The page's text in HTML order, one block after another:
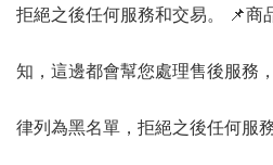
拒絕之後任何服務和交易。 📌商
知，這邊都會幫您處理售後服務
律列為黑名單，拒絕之後任何服